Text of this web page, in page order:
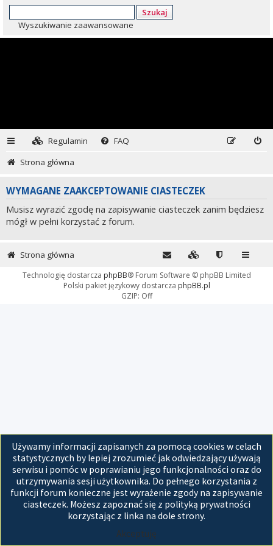
Szukaj
Wyszukiwanie zaawansowane
Regulamin
FAQ
Strona główna
WYMAGANE ZAAKCEPTOWANIE CIASTECZEK
Musisz wyrazić zgodę na zapisywanie ciasteczek zanim będziesz
mógł w pełni korzystać z forum.
Używamy informacji zapisanych za pomocą cookies w celach
statystycznych by lepiej zrozumieć jak odwiedzający używają
serwisu i pomóc w poprawianiu jego funkcjonalności oraz do
utrzymywania sesji użytkownika. Do pełnego korzystania z
funkcji forum konieczne jest wyrażenie zgody na zapisywanie
ciasteczek. Możesz zapoznać się z polityką prywatności
korzystając z linka na dole strony.
Akceptuję
Strona główna
Technologię dostarcza phpBB® Forum Software © phpBB Limited
Polski pakiet językowy dostarcza phpBB.pl
GZIP: Off